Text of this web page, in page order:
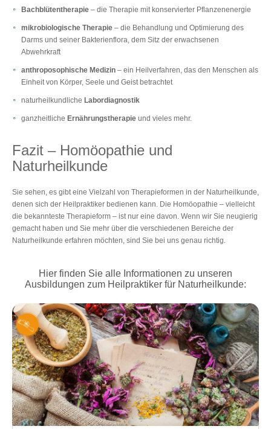
Bachblütentherapie – die Therapie mit konservierter Pflanzenenergie
mikrobiologische Therapie – die Behandlung und Optimierung des
Darms und seiner Bakterienflora, dem Sitz der erwachsenen
Abwehrkraft
anthroposophische Medizin – ein Heilverfahren, das den Menschen als
Einheit von Körper, Seele und Geist betrachtet
naturheilkundliche Labordiagnostik
ganzheitliche Ernährungstherapie und vieles mehr.
Fazit ‒ Homöopathie und
Naturheilkunde
Sie sehen, es gibt eine Vielzahl von Therapieformen in der Naturheilkunde,
denen sich der Heilpraktiker bedienen kann. Die Homöopathie – vielleicht
die bekannteste Therapieform – ist nur eine davon. Wenn wir Sie neugierig
gemacht haben und Sie mehr über die verschiedenen Bereiche der
Naturheilkunde erfahren möchten, sind Sie bei uns genau richtig.
Hier finden Sie alle Informationen zu unseren
Ausbildungen zum Heilpraktiker für Naturheilkunde: